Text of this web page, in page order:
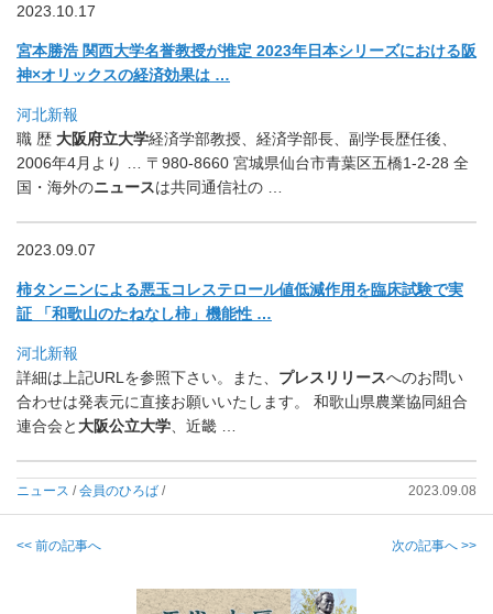
2023.10.17
宮本勝浩 関西大学名誉教授が推定 2023年日本シリーズにおける阪
神×オリックスの経済効果は …
河北新報
職 歴 大阪府立大学経済学部教授、経済学部長、副学長歴任後、
2006年4月より … 〒980-8660 宮城県仙台市青葉区五橋1-2-28 全
国・海外のニュースは共同通信社の …
2023.09.07
柿タンニンによる悪玉コレステロール値低減作用を臨床試験で実
証 「和歌山のたねなし柿」機能性 …
河北新報
詳細は上記URLを参照下さい。また、 プレスリリースへのお問い
合わせは発表元に直接お願いいたします。 和歌山県農業協同組合
連合会と 大阪公立大学 、近畿 …
ニュース /会員のひろば / 2023.09.08
<< 前の記事へ 次の記事へ >>